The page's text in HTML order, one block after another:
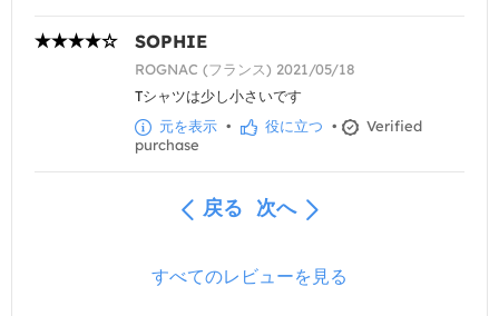
SOPHIE
ROGNAC (フランス) 2021/05/18
Tシャツは少し小さいです
元を表示 • 役に立つ •
Verified
purchase
戻る 次へ
すべてのレビューを見る